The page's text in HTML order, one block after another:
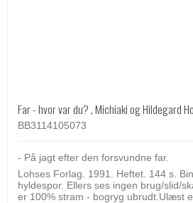
Far - hvor var du? , Michiaki og Hildegard
BB3114105073
- På jagt efter den forsvundne far.
Lohses Forlag. 1991. Heftet. 144 s.
hyldespor. Ellers ses ingen brug/slid/
er 100% stram - bogryg ubrudt.Ulæst